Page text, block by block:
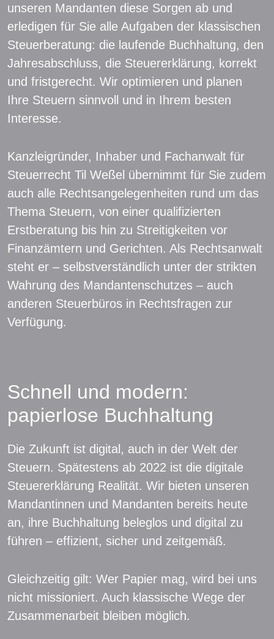
unseren Mandanten diese Sorgen ab und
erledigen für Sie alle Aufgaben der klassischen
Steuerberatung: die laufende Buchhaltung, den
Jahresabschluss, die Steuererklärung, korrekt
und fristgerecht. Wir optimieren und planen
Ihre Steuern sinnvoll und in Ihrem besten
Interesse.
Kanzleigründer, Inhaber und Fachanwalt für
Steuerrecht Til Weßel übernimmt für Sie zudem
auch alle Rechtsangelegenheiten rund um das
Thema Steuern, von einer qualifizierten
Erstberatung bis hin zu Streitigkeiten vor
Finanzämtern und Gerichten. Als Rechtsanwalt
steht er – selbstverständlich unter der strikten
Wahrung des Mandantenschutzes – auch
anderen Steuerbüros in Rechtsfragen zur
Verfügung.
Schnell und modern:
papierlose Buchhaltung
Die Zukunft ist digital, auch in der Welt der
Steuern. Spätestens ab 2022 ist die digitale
Steuererklärung Realität. Wir bieten unseren
Mandantinnen und Mandanten bereits heute
an, ihre Buchhaltung beleglos und digital zu
führen – effizient, sicher und zeitgemäß.
Gleichzeitig gilt: Wer Papier mag, wird bei uns
nicht missioniert. Auch klassische Wege der
Zusammenarbeit bleiben möglich.